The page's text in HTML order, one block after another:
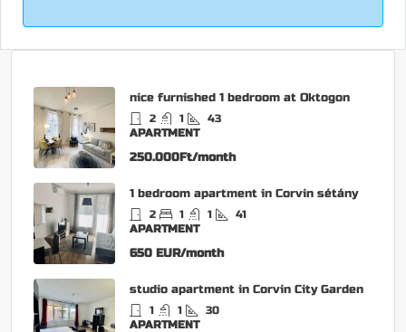
nice furnished 1 bedroom at Oktogon
2 1
43
APARTMENT
250.000Ft/month
1 bedroom apartment in Corvin sétány
2 1 1
41
APARTMENT
650 EUR/month
studio apartment in Corvin City Garden
1 1
30
APARTMENT